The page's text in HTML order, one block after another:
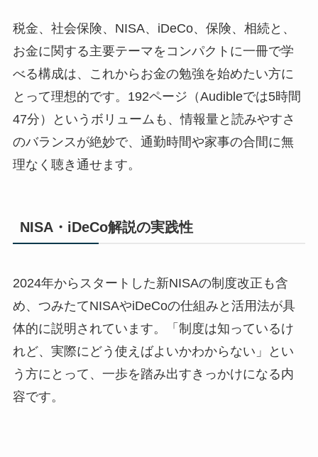
税金、社会保険、NISA、iDeCo、保険、相続と、
お金に関する主要テーマをコンパクトに一冊で学
べる構成は、これからお金の勉強を始めたい方に
とって理想的です。192ページ（Audibleでは5時間
47分）というボリュームも、情報量と読みやすさ
のバランスが絶妙で、通勤時間や家事の合間に無
理なく聴き通せます。
NISA・iDeCo解説の実践性
2024年からスタートした新NISAの制度改正も含
め、つみたてNISAやiDeCoの仕組みと活用法が具
体的に説明されています。「制度は知っているけ
れど、実際にどう使えばよいかわからない」とい
う方にとって、一歩を踏み出すきっかけになる内
容です。